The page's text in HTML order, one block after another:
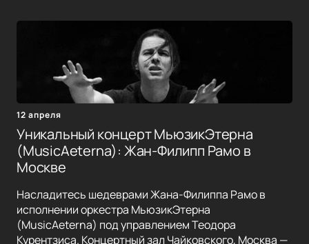
12 апреля
Уникальный концерт МьюзикЭтерна
(MusicAeterna): Жан-Филипп Рамо в
Москве
Насладитесь шедеврами Жана-Филиппа Рамо в
исполнении оркестра МьюзикЭтерна
(MusicAeterna) под управлением Теодора
Курентзиса. Концертный зал Чайковского, Москва —